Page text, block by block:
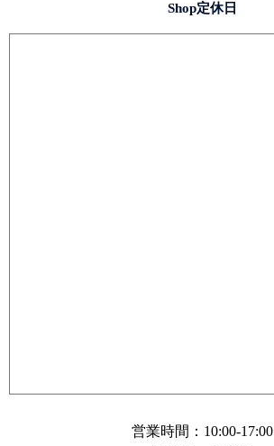
Shop定休日
営業時間：10:00-17:00